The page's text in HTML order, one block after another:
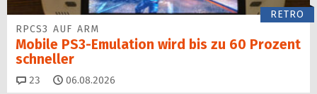
RETRO
RPCS3 AUF ARM
Mobile PS3-Emulation wird bis zu 60 Prozent
schneller
23 Kommentare
06.08.2026